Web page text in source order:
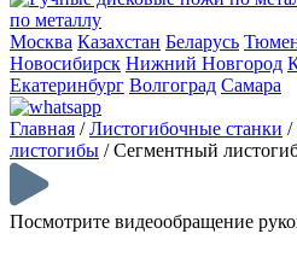
по металлу
Москва Казахстан Беларусь
Новосибирск Нижний Новгород
Екатеринбург Волгоград Самара
Главная /Листогибочные станки /
листогибы /Сегментный
Посмотрите видеообращение